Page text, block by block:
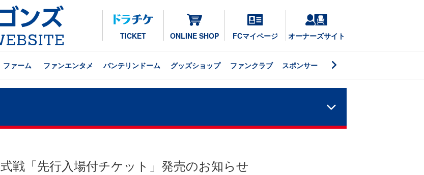
TICKET ONLINE SHOP FCマイページ オーナーズサイト
ファーム ファンエンタメ バンテリンドーム グッズショップ ファンクラブ スポンサー
戦「先行入場付チケット」発売のお知らせ